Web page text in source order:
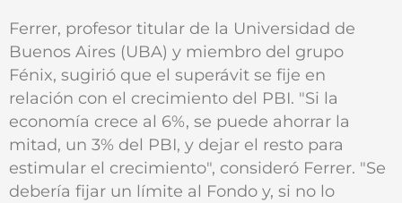
Ferrer, profesor titular de la Universidad de
Buenos Aires (UBA) y miembro del grupo
Fénix, sugirió que el superávit se fije en
relación con el crecimiento del PBI. "Si la
economía crece al 6%, se puede ahorrar la
mitad, un 3% del PBI, y dejar el resto para
estimular el crecimiento", consideró Ferrer. "Se
debería fijar un límite al Fondo y, si no lo